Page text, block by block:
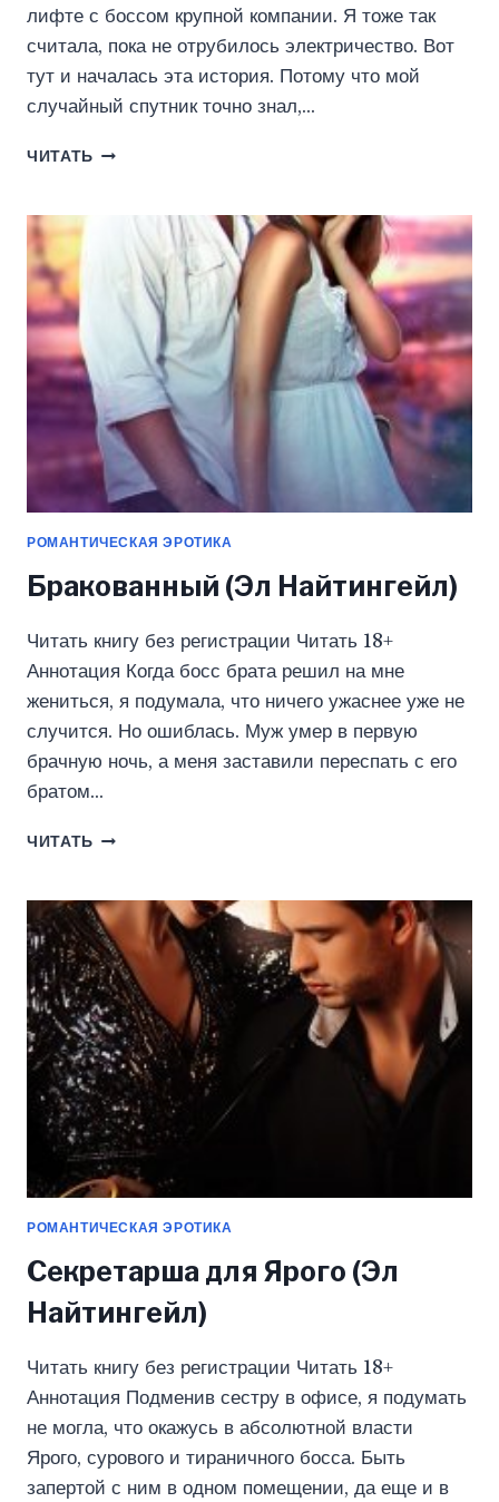
лифте с боссом крупной компании. Я тоже так
считала, пока не отрубилось электричество. Вот
тут и началась эта история. Потому что мой
случайный спутник точно знал,…
ЧИТАТЬ СЕКРЕТАРША
НАЙТИНГЕЙЛ)
РОМАНТИЧЕСКАЯ ЭРОТИКА
Бракованный (Эл Найтингейл)
Читать книгу без регистрации Читать 18+
Аннотация Когда босс брата решил на мне
жениться, я подумала, что ничего ужаснее уже не
случится. Но ошиблась. Муж умер в первую
брачную ночь, а меня заставили переспать с его
братом…
ЧИТАТЬ БРАКОВАННЫЙ
РОМАНТИЧЕСКАЯ ЭРОТИКА
Секретарша для Ярого (Эл
Найтингейл)
Читать книгу без регистрации Читать 18+
Аннотация Подменив сестру в офисе, я подумать
не могла, что окажусь в абсолютной власти
Ярого, сурового и тираничного босса. Быть
запертой с ним в одном помещении, да еще и в